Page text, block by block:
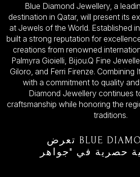
Blue Diamond Jewellery, a
destination in Qatar, will present its
at Jewels of the World. Established
built a strong reputation for
creations from renowned
Palmyra Gioielli, Bijou.Q Fine
Giloro, and Ferri Firenze. Combining
with a commitment to quality
Diamond Jewellery continues
craftsmanship while honoring the
traditions.
BLUE DIAMOND JEWELLERY تعرض
حصرية في "جواهر